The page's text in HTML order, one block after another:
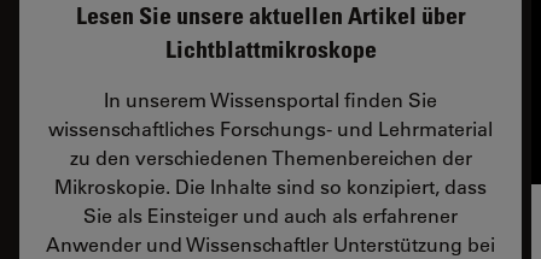
Lesen Sie unsere aktuellen Artikel über
Lichtblattmikroskope
In unserem Wissensportal finden Sie
wissenschaftliches Forschungs- und Lehrmaterial
zu den verschiedenen Themenbereichen der
Mikroskopie. Die Inhalte sind so konzipiert, dass
Sie als Einsteiger und auch als erfahrener
Anwender und Wissenschaftler Unterstützung bei